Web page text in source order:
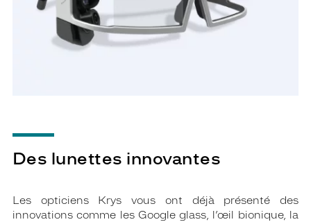
Des lunettes innovantes
Les opticiens Krys vous ont déjà présenté des
innovations comme les Google glass, l’œil bionique, la